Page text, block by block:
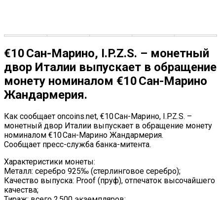
€10 Сан-Марино, I.P.Z.S. – монетный
двор Италии выпускает в обращение
монету номиналом €10 Сан-Марино
Жандармерия.
Как сообщает oncoins.net, €10 Сан-Марино, I.P.Z.S. –
монетный двор Италии выпускает в обращение монету
номиналом €10 Сан-Марино Жандармерия.
Сообщает пресс-служба банка-митента.
Характеристики монеты:
Металл: серебро 925‰ (стерлинговое серебро);
Качество выпуска: Proof (пруф), отпечаток высочайшего
качества;